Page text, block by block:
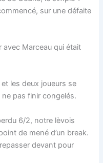
sur une défaite
avec Marceau qui était
les deux joueurs se
pas finir congelés.
6/2, notre lèvois
de mené d’un break.
devant pour